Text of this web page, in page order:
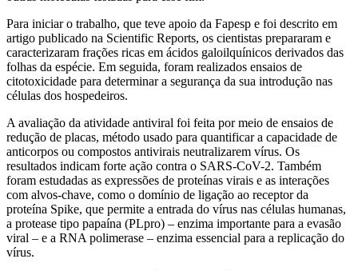
Para iniciar o trabalho, que teve apoio da Fapesp e foi descrito em
artigo publicado na Scientific Reports, os cientistas prepararam e
caracterizaram frações ricas em ácidos galoilquínicos derivados das
folhas da espécie. Em seguida, foram realizados ensaios de
citotoxicidade para determinar a segurança da sua introdução nas
células dos hospedeiros.
A avaliação da atividade antiviral foi feita por meio de ensaios de
redução de placas, método usado para quantificar a capacidade de
anticorpos ou compostos antivirais neutralizarem vírus. Os
resultados indicam forte ação contra o SARS-CoV-2. Também
foram estudadas as expressões de proteínas virais e as interações
com alvos-chave, como o domínio de ligação ao receptor da
proteína Spike, que permite a entrada do vírus nas células humanas,
a protease tipo papaína (PLpro) – enzima importante para a evasão
viral – e a RNA polimerase – enzima essencial para a replicação do
vírus.